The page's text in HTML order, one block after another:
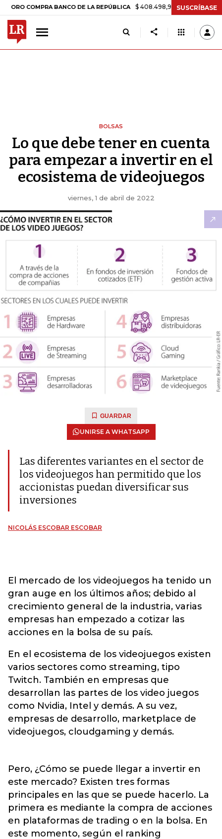
COMPRA BANCO DE LA REPÚBLICA $ 408.498,97 +$ 8.753,81 +2,19%
SUSCRÍBASE
BOLSAS
Lo que debe tener en cuenta
para empezar a invertir en el
ecosistema de videojuegos
viernes, 1 de abril de 2022
GUARDAR
UNIRSE A WHATSAPP
Las diferentes variantes en el sector de
los videojuegos han permitido que los
accionistas puedan diversificar sus
inversiones
NICOLÁS ESCOBAR ESCOBAR
El mercado de los videojuegos ha tenido un
gran auge en los últimos años; debido al
crecimiento general de la industria, varias
empresas han empezado a cotizar las
acciones en la bolsa de su país.
En el ecosistema de los videojuegos existen
varios sectores como streaming, tipo
Twitch. También en empresas que
desarrollan las partes de los video juegos
como Nvidia, Intel y demás. A su vez,
empresas de desarrollo, marketplace de
videojuegos, cloudgaming y demás.
Pero, ¿Cómo se puede llegar a invertir en
este mercado? Existen tres formas
principales en las que se puede hacerlo. La
primera es mediante la compra de acciones
en plataformas de trading o en la bolsa. En
este momento, según el ranking